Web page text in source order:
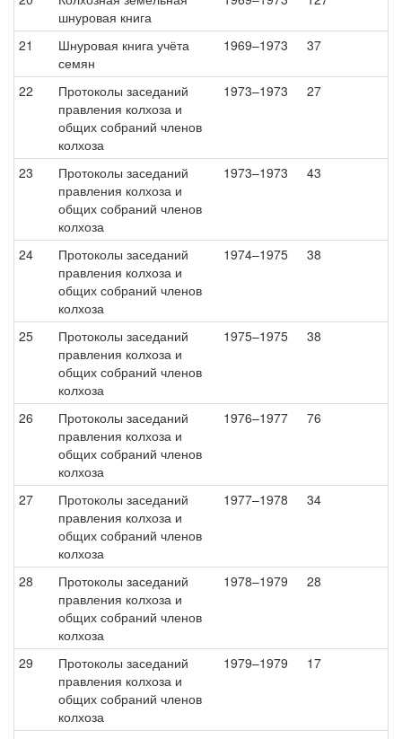
шнуровая книга
21
Шнуровая книга учёта
семян
1969–1973 37
22
Протоколы заседаний
правления колхоза и
общих собраний членов
колхоза
1973–1973 27
23
Протоколы заседаний
правления колхоза и
общих собраний членов
колхоза
1973–1973 43
24
Протоколы заседаний
правления колхоза и
общих собраний членов
колхоза
1974–1975 38
25
Протоколы заседаний
правления колхоза и
общих собраний членов
колхоза
1975–1975 38
26
Протоколы заседаний
правления колхоза и
общих собраний членов
колхоза
1976–1977 76
27
Протоколы заседаний
правления колхоза и
общих собраний членов
колхоза
1977–1978 34
28
Протоколы заседаний
правления колхоза и
общих собраний членов
колхоза
1978–1979 28
29
Протоколы заседаний
правления колхоза и
общих собраний членов
колхоза
1979–1979 17